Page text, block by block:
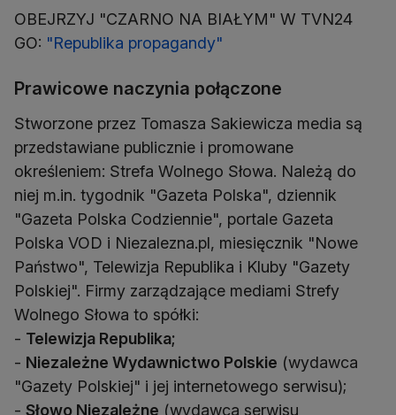
OBEJRZYJ "CZARNO NA BIAŁYM" W TVN24
GO: "Republika propagandy"
Prawicowe naczynia połączone
Stworzone przez Tomasza Sakiewicza media są
przedstawiane publicznie i promowane
określeniem: Strefa Wolnego Słowa. Należą do
niej m.in. tygodnik "Gazeta Polska", dziennik
"Gazeta Polska Codziennie", portale Gazeta
Polska VOD i Niezalezna.pl, miesięcznik "Nowe
Państwo", Telewizja Republika i Kluby "Gazety
Polskiej". Firmy zarządzające mediami Strefy
Wolnego Słowa to spółki:
- Telewizja Republika;
- Niezależne Wydawnictwo Polskie (wydawca
"Gazety Polskiej" i jej internetowego serwisu);
- Słowo Niezależne (wydawca serwisu